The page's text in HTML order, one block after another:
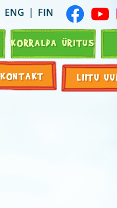
ENG FIN
KORRALDA ÜRITUS
KONTAKT LIITU